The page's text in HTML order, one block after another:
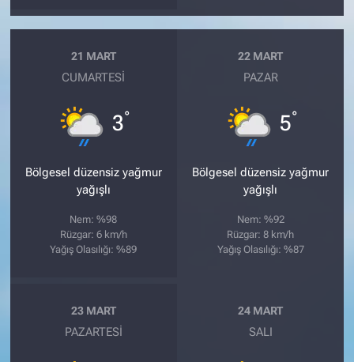
21 MART
CUMARTESI
3°
Bölgesel düzensiz yağmur
yağışlı
Nem: %98
Rüzgar: 6 km/h
Yağış Olasılığı: %89
22 MART
PAZAR
5°
Bölgesel düzensiz yağmur
yağışlı
Nem: %92
Rüzgar: 8 km/h
Yağış Olasılığı: %87
23 MART
PAZARTESI
24 MART
SALI